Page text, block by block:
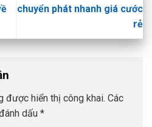
chuyển phát nhanh giá cước
rẻ
được hiển thị công khai. Các
dấu *